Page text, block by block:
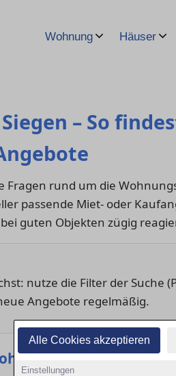
Alle Cookies akzeptieren
Einstellungen
Wohnung Häuser
– So
Fragen rund um die
passende Miet- oder
guten Objekten zügig
nutze die Filter der Suche
Angebote regelmäßig.
ab?